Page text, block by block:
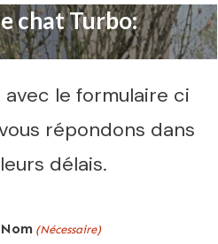
chat Turbo:
le formulaire ci
répondons dans
délais.
(Nécessaire)